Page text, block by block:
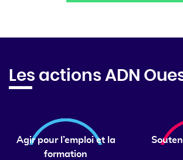
Les actions ADN
Agir pour l’emploi et la
formation